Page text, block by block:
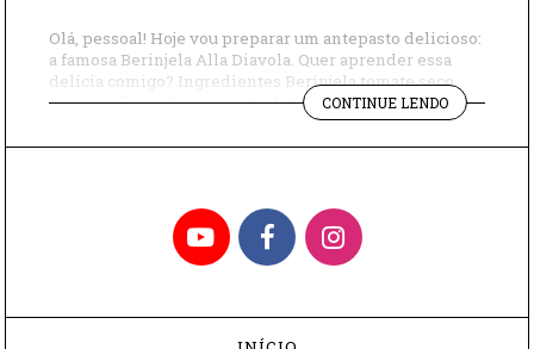
Olá, pessoal! Hoje vou preparar um antepasto delicioso:
a famosa Berinjela Alla Diavola. Quer aprender essa
delícia comigo? Ingredientes Berinjela tomate seco
temperado azeitonas pretas fatiadas alcaparras alho
picado pimenta malagueta sal Modo de preparo Pré-
aqueça o forno a 200 °C. Coloque as berinjelas inteiras
CONTINUE LENDO"BERINJELA
ALLA
DIAVOLA"
YouTubeFacebookInstagram